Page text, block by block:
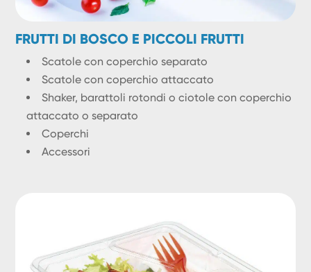
FRUTTI DI BOSCO E PICCOLI FRUTTI
Scatole con coperchio separato
Scatole con coperchio attaccato
Shaker, barattoli rotondi o ciotole con coperchio
attaccato o separato
Coperchi
Accessori